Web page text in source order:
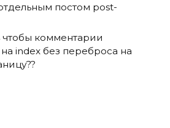
постом post-
чтобы комментарии
index без переброса на